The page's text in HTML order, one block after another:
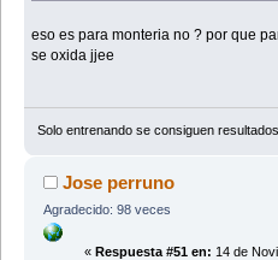
eso es para monteria no ? por que
se oxida jjee
Solo entrenando se consiguen
Jose perruno
Agradecido: 98 veces
« Respuesta #51 en: 14 de